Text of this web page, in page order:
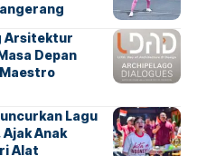
Arsitektur
Depan
Lagu
Ajak Anak
Alat